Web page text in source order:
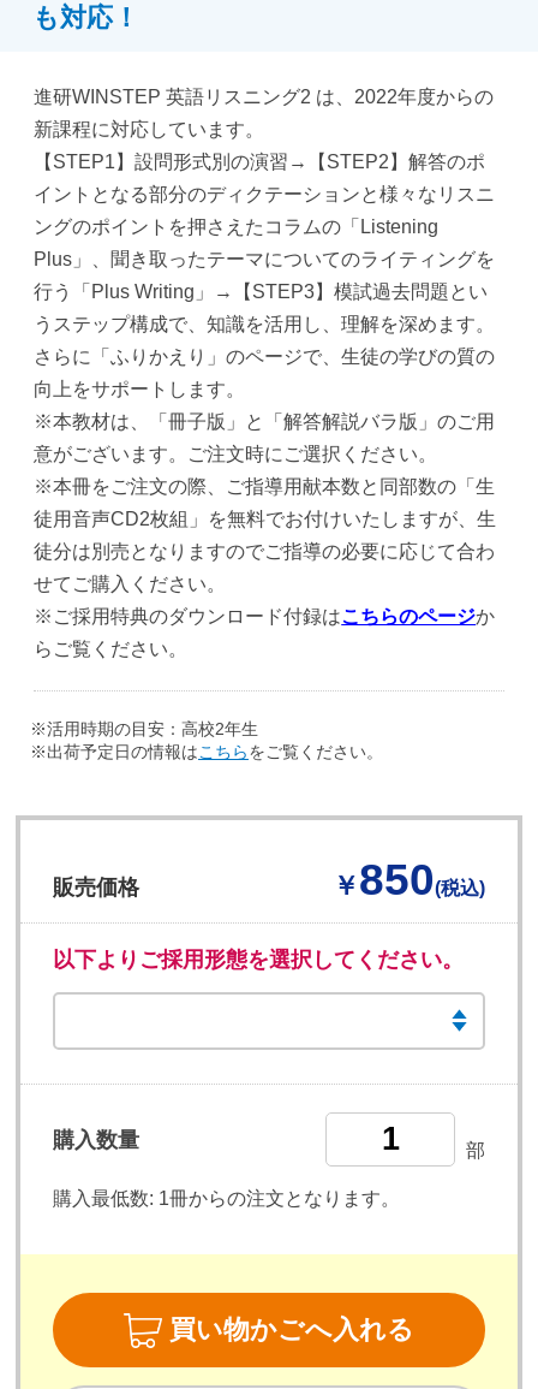
も対応！
進研WINSTEP 英語リスニング2 は、2022年度からの
新課程に対応しています。
【STEP1】設問形式別の演習→【STEP2】解答のポ
イントとなる部分のディクテーションと様々なリスニ
ングのポイントを押さえたコラムの「Listening
Plus」、聞き取ったテーマについてのライティングを
行う「Plus Writing」→【STEP3】模試過去問題とい
うステップ構成で、知識を活用し、理解を深めます。
さらに「ふりかえり」のページで、生徒の学びの質の
向上をサポートします。
※本教材は、「冊子版」と「解答解説バラ版」のご用
意がございます。ご注文時にご選択ください。
※本冊をご注文の際、ご指導用献本数と同部数の「生
徒用音声CD2枚組」を無料でお付けいたしますが、生
徒分は別売となりますのでご指導の必要に応じて合わ
せてご購入ください。
※ご採用特典のダウンロード付録はこちらのページか
らご覧ください。
※活用時期の目安：高校2年生
※出荷予定日の情報はこちらをご覧ください。
販売価格 ￥850(税込)
以下よりご採用形態を選択してください。
購入数量 部
購入最低数: 1冊からの注文となります。
買い物かごへ入れる